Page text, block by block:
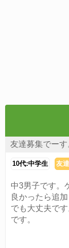
友達募集でーす
10代:中学生 友
中3男子です。
良かったら追
でも大丈夫で
です。